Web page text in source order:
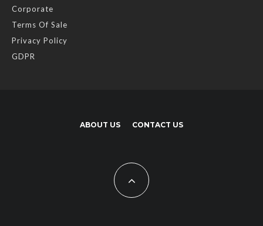
Corporate
Terms Of Sale
Privacy Policy
GDPR
ABOUT US CONTACT US